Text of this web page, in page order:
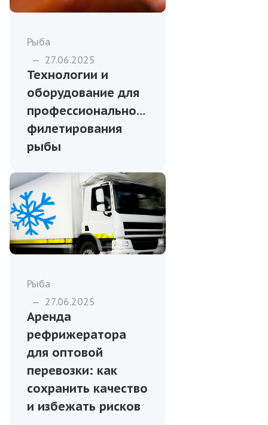
Рыба
— 27.06.2025
Технологии и
оборудование для
профессионального
филетирования
рыбы
Рыба
— 27.06.2025
Аренда
рефрижератора
для оптовой
перевозки: как
сохранить качество
и избежать рисков